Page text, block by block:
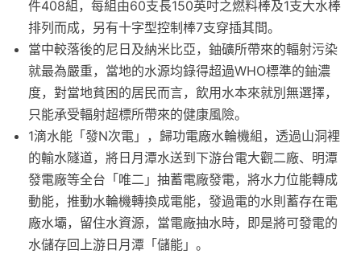
件408組，每組由60支長150英吋之燃料棒及1支大水棒
排列而成，另有十字型控制棒7支穿插其間。
當中較落後的尼日及納米比亞，鈾礦所帶來的輻射污染
就最為嚴重，當地的水源均錄得超過WHO標準的鈾濃
度，對當地貧困的居民而言，飲用水本來就別無選擇，
只能承受輻射超標所帶來的健康風險。
1滴水能「發N次電」，歸功電廠水輪機組，透過山洞裡
的輸水隧道，將日月潭水送到下游台電大觀二廠、明潭
發電廠等全台「唯二」抽蓄電廠發電，將水力位能轉成
動能，推動水輪機轉換成電能，發過電的水則蓄存在電
廠水壩，留住水資源，當電廠抽水時，即是將可發電的
水儲存回上游日月潭「儲能」。